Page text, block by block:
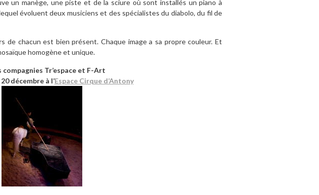
un manège, une piste et de la sciure où sont installés un piano à
évoluent deux musiciens et des spécialistes du diabolo, du fil de
de chacun est bien présent. Chaque image a sa propre couleur. Et
homogène et unique.
compagnies Tr’espace et F-Art
décembre à l’Espace Cirque d’Antony